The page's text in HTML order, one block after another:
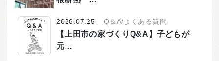
2026.07.25 Q＆A/よくある質問
【上田市の家づくりQ&A】子どもが
元…